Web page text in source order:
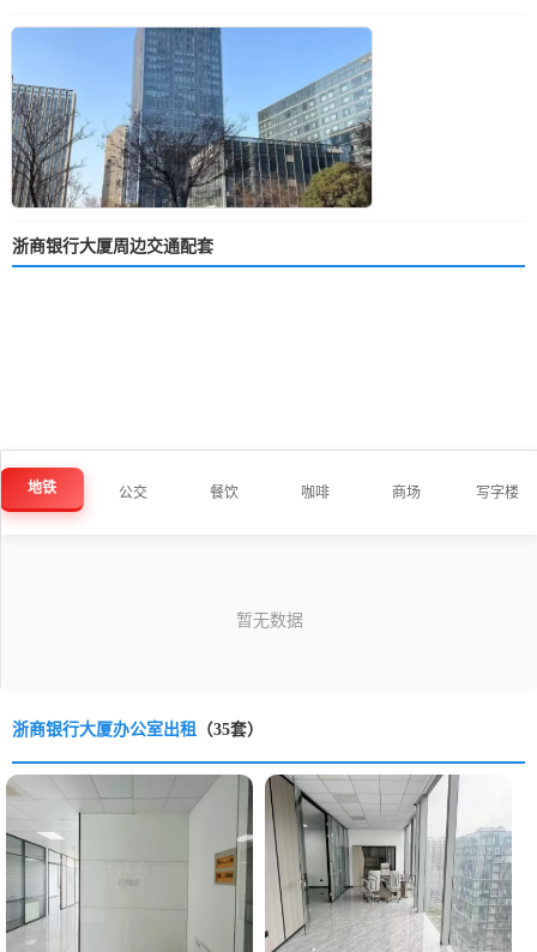
浙商银行大厦周边交通配套
地铁 公交 餐饮 咖啡 商场 写字楼
浙商银行大厦办公室出租 （35套）